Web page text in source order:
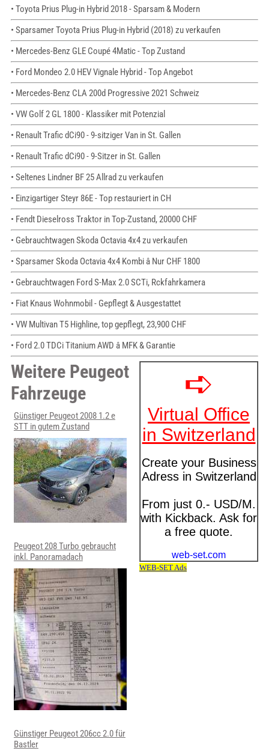
• Toyota Prius Plug-in Hybrid 2018 - Sparsam & Modern
• Sparsamer Toyota Prius Plug-in Hybrid (2018) zu verkaufen
• Mercedes-Benz GLE Coupé 4Matic - Top Zustand
• Ford Mondeo 2.0 HEV Vignale Hybrid - Top Angebot
• Mercedes-Benz CLA 200d Progressive 2021 Schweiz
• VW Golf 2 GL 1800 - Klassiker mit Potenzial
• Renault Trafic dCi90 - 9-sitziger Van in St. Gallen
• Renault Trafic dCi90 - 9-Sitzer in St. Gallen
• Seltenes Lindner BF 25 Allrad zu verkaufen
• Einzigartiger Steyr 86E - Top restauriert in CH
• Fendt Dieselross Traktor in Top-Zustand, 20000 CHF
• Gebrauchtwagen Skoda Octavia 4x4 zu verkaufen
• Sparsamer Skoda Octavia 4x4 Kombi â Nur CHF 1800
• Gebrauchtwagen Ford S-Max 2.0 SCTi, Rckfahrkamera
• Fiat Knaus Wohnmobil - Gepflegt & Ausgestattet
• VW Multivan T5 Highline, top gepflegt, 23,900 CHF
• Ford 2.0 TDCi Titanium AWD â MFK & Garantie
Weitere Peugeot
Fahrzeuge
Günstiger Peugeot 2008 1.2 e
STT in gutem Zustand
Peugeot 208 Turbo gebraucht
inkl. Panoramadach
Günstiger Peugeot 206cc 2.0 für
Bastler